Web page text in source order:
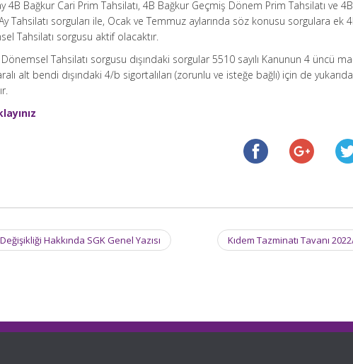
4B Bağkur Cari Prim Tahsilatı, 4B Bağkur Geçmiş Dönem Prim Tahsilatı ve
Tahsilatı sorguları ile, Ocak ve Temmuz aylarında söz konusu sorgulara ek
Tahsilatı sorgusu aktif olacaktır.
Tahsilatı sorgusu dışındaki sorgular 5510 sayılı Kanunun 4 üncü
alt bendi dışındaki 4/b sigortalıları (zorunlu ve isteğe bağlı) için de
Hakkında SGK Genel Yazısı Kıdem Tazminatı Tavanı